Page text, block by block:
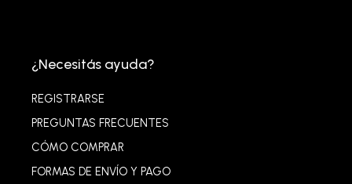
¿Necesitás ayuda?
REGISTRARSE
PREGUNTAS FRECUENTES
CÓMO COMPRAR
FORMAS DE ENVÍO Y PAGO